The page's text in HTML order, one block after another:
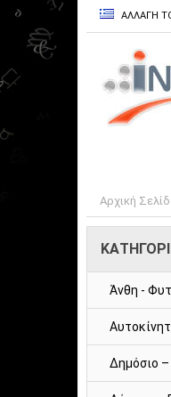
ΑΛΛΑΓΗ
Αρχική
Άνθη -
Δημόσιο